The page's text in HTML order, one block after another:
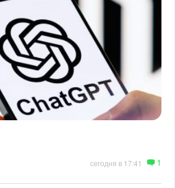
сегодня в 17:41 1